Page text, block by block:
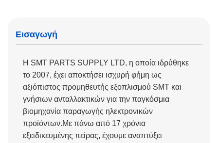
Εισαγωγή
Η SMT PARTS SUPPLY LTD, η οποία ιδρύθηκε
το 2007, έχει αποκτήσει ισχυρή φήμη ως
αξιόπιστος προμηθευτής εξοπλισμού SMT και
γνήσιων ανταλλακτικών για την παγκόσμια
βιομηχανία παραγωγής ηλεκτρονικών
προϊόντων.Με πάνω από 17 χρόνια
εξειδικευμένης πείρας, έχουμε αναπτύξει